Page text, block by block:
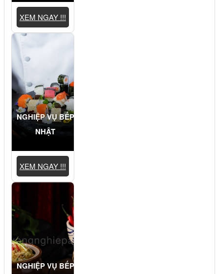
XEM NGAY !!!
NGHIỆP VỤ BẾP
NHẬT
XEM NGAY !!!
NGHIỆP VỤ BẾP